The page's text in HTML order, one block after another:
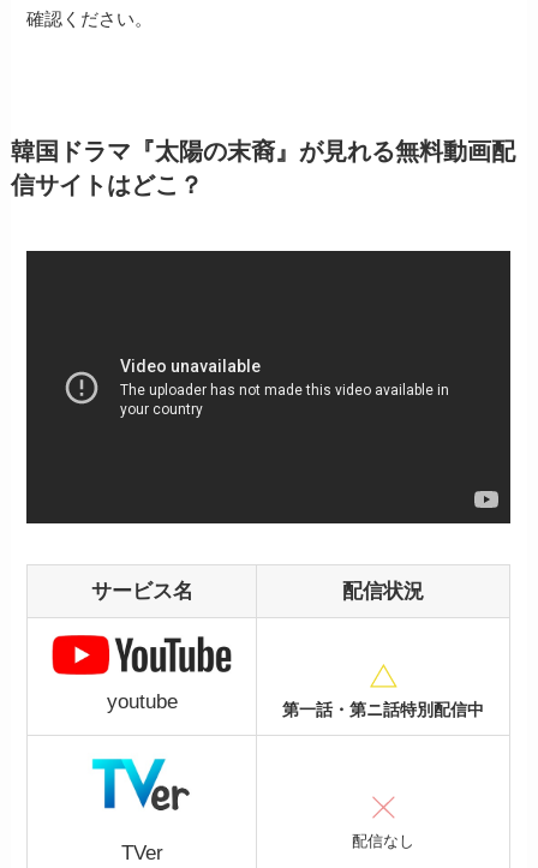
確認ください。
韓国ドラマ『太陽の末裔』が見れる無料動画配
信サイトはどこ？
サービス名 配信状況
youtube 第一話・第ニ話特別配信中
TVer
配信なし